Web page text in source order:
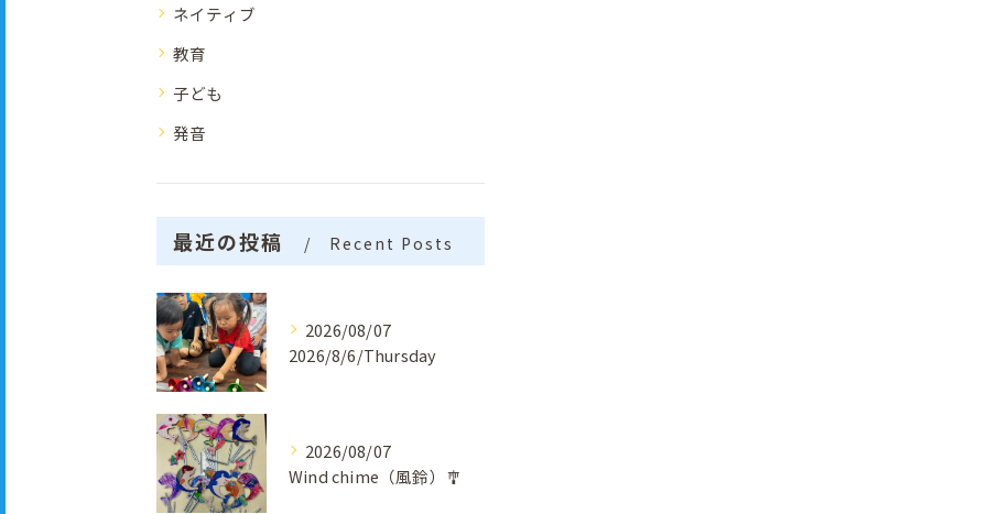
ネイティブ
教育
子ども
発音
最近の投稿 Recent Posts
2026/08/07
2026/8/6/Thursday
2026/08/07
Wind chime（風鈴）🎐